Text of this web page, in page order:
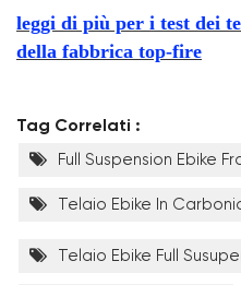
leggi di più per i test dei
della fabbrica top-fire
Tag Correlati :
Full Suspension Ebike
Telaio Ebike In
Telaio Ebike Full